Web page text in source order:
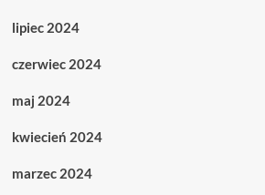
lipiec 2024
czerwiec 2024
maj 2024
kwiecień 2024
marzec 2024